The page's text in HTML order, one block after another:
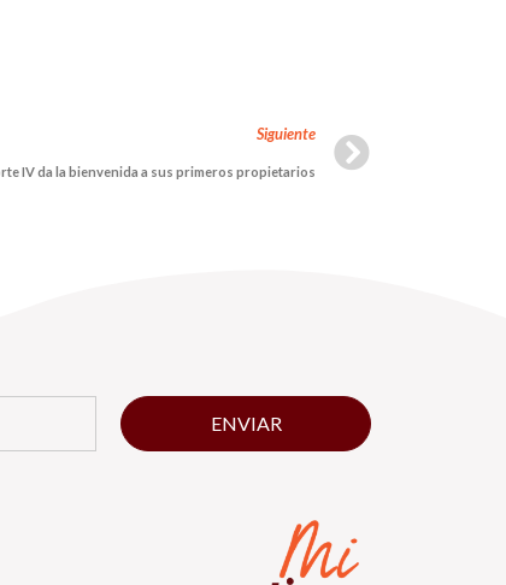
Siguiente
IV da la bienvenida a sus primeros propietarios
ENVIAR